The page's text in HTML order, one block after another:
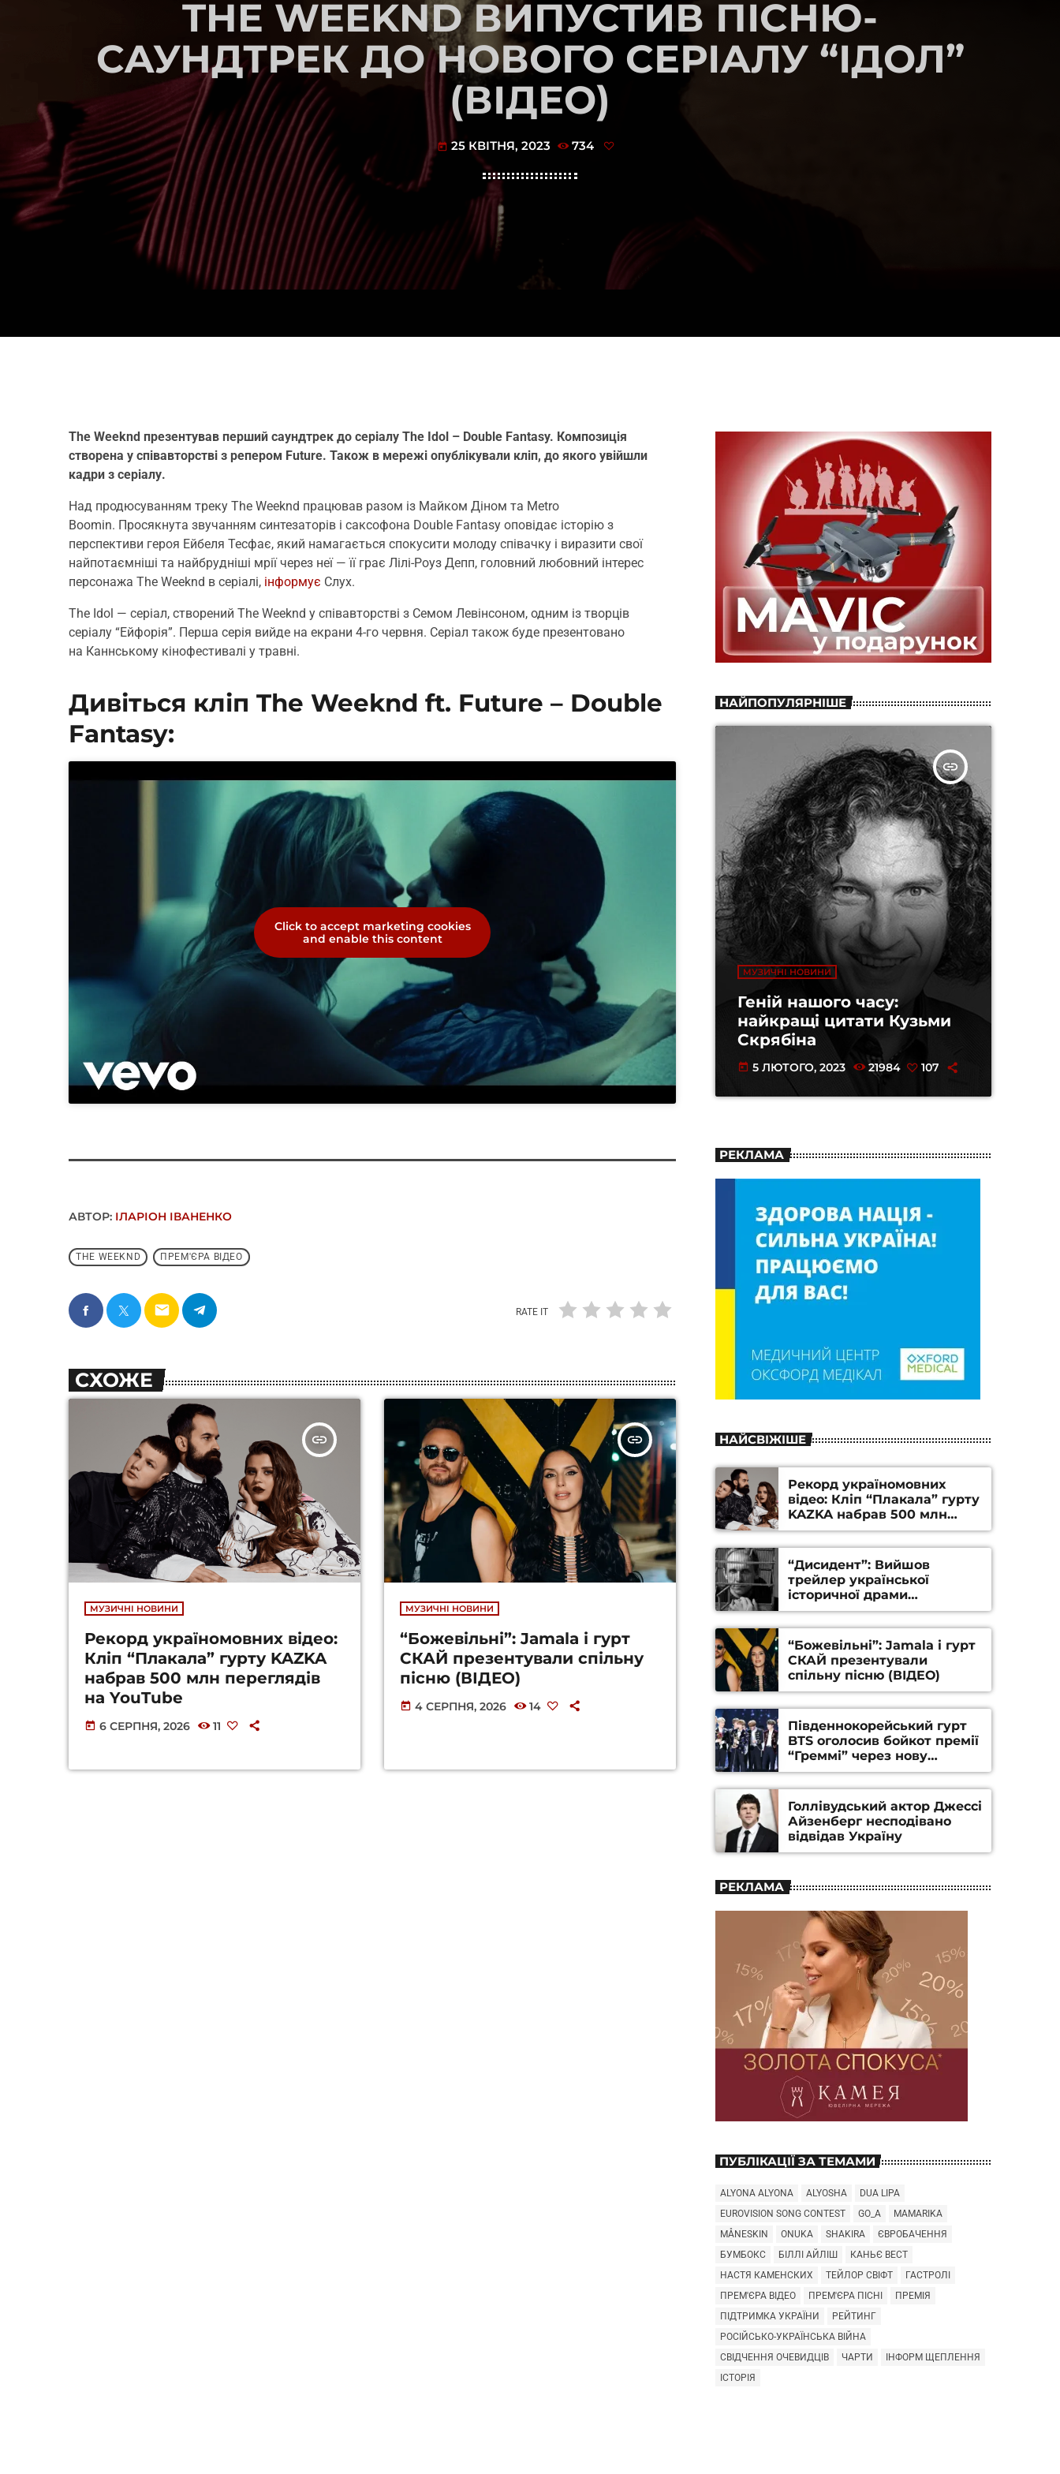
THE WEEKND ВИПУСТИВ ПІСНЮ-
САУНДТРЕК ДО НОВОГО СЕРІАЛУ “ІДОЛ”
(ВІДЕО)
today 25 КВІТНЯ, 2023 734
The Weeknd презентував перший саундтрек до серіалу The Idol – Double Fantasy. Композиція
створена у співавторстві з репером Future. Також в мережі опублікували кліп, до якого увійшли
кадри з серіалу.
Над продюсуванням треку The Weeknd працював разом із Майком Діном та Metro
Boomin. Просякнута звучанням синтезаторів і саксофона Double Fantasy оповідає історію з
перспективи героя Ейбеля Тесфає, який намагається спокусити молоду співачку і виразити свої
найпотаємніші та найбрудніші мрії через неї — її грає Лілі-Роуз Депп, головний любовний інтерес
персонажа The Weeknd в серіалі, інформує Слух.
The Idol — серіал, створений The Weeknd у співавторстві з Семом Левінсоном, одним із творців
серіалу “Ейфорія”. Перша серія вийде на екрани 4-го червня. Серіал також буде презентовано
на Каннському кінофестивалі у травні.
Дивіться кліп The Weeknd ft. Future – Double
Fantasy:
Click to accept marketing cookies
and enable this content
АВТОР: ІЛАРІОН ІВАНЕНКО
THE WEEKND ПРЕМ'ЄРА ВІДЕО
email RATE IT
СХОЖЕ
insert_link
МУЗИЧНІ НОВИНИ
Рекорд україномовних відео:
Кліп “Плакала” гурту KAZKA
набрав 500 млн переглядів
на YouTube
today 6 СЕРПНЯ, 2026 11
insert_link
МУЗИЧНІ НОВИНИ
“Божевільні”: Jamala і гурт
СКАЙ презентували спільну
пісню (ВІДЕО)
today 4 СЕРПНЯ, 2026 14
НАЙПОПУЛЯРНІШЕ
insert_link
МУЗИЧНІ НОВИНИ
Геній нашого часу:
найкращі цитати Кузьми
Скрябіна
today 5 ЛЮТОГО, 2023 21984 107
РЕКЛАМА
НАЙСВІЖІШЕ
Рекорд україномовних
відео: Кліп “Плакала” гурту
KAZKA набрав 500 млн
переглядів на YouTube
“Дисидент”: Вийшов
трейлер української
історичної драми
Станіслава Гуренка та
Андрія Алфьорова (ВІДЕО)
“Божевільні”: Jamala і гурт
СКАЙ презентували
спільну пісню (ВІДЕО)
Південнокорейський гурт
BTS оголосив бойкот премії
“Греммі” через нову
номінацію
Голлівудський актор Джессі
Айзенберг несподівано
відвідав Україну
РЕКЛАМА
ПУБЛІКАЦІЇ ЗА ТЕМАМИ
ALYONA ALYONA ALYOSHA
DUA LIPA
EUROVISION SONG CONTEST
GO_A
MAMARIKA
MÅNESKIN
ONUKA SHAKIRA
ЄВРОБАЧЕННЯ
БУМБОКС
БІЛЛІ АЙЛІШ
КАНЬЄ ВЕСТ
НАСТЯ КАМЕНСКИХ
ТЕЙЛОР СВІФТ
ГАСТРОЛІ
ПРЕМ'ЄРА ВІДЕО
ПРЕМ'ЄРА ПІСНІ
ПРЕМІЯ
ПІДТРИМКА УКРАЇНИ
РЕЙТИНГ
РОСІЙСЬКО-УКРАЇНСЬКА ВІЙНА
СВІДЧЕННЯ ОЧЕВИДЦІВ
ЧАРТИ
ІНФОРМ ЩЕПЛЕННЯ
ІСТОРІЯ